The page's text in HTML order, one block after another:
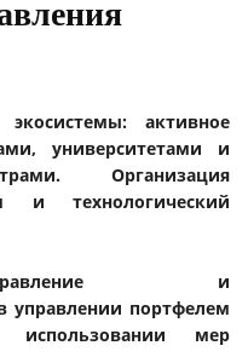
активное
университетами и
Организация
и технологический
и
управлении портфелем
использовании мер